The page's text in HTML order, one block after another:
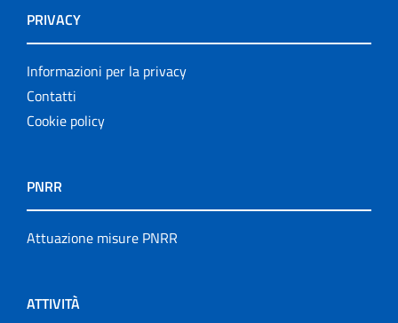
PRIVACY
Informazioni per la privacy
Contatti
Cookie policy
PNRR
Attuazione misure PNRR
ATTIVITÀ